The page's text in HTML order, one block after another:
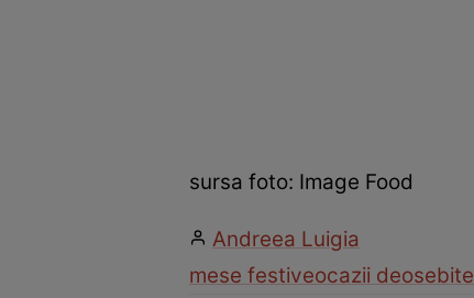
sursa foto: Image Food
Andreea Luigia
mese festiveocazii deosebite